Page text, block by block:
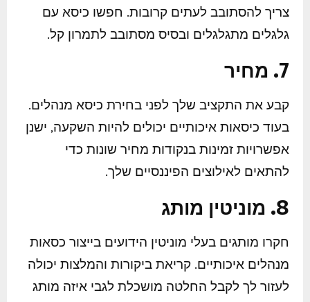
צריך להסתובב לעתים קרובות. חפשו כיסא עם
גלגלים מתגלגלים ובסיס מסתובב לתמרון קל.
7. מחיר
קבע את התקציב שלך לפני בחירת כיסא מנהלים.
בעוד כיסאות איכותיים יכולים להיות השקעה, ישנן
אפשרויות זמינות בנקודות מחיר שונות כדי
להתאים לאילוצים הפיננסיים שלך.
8. מוניטין מותג
חקרו מותגים בעלי מוניטין הידועים בייצור כסאות
מנהלים איכותיים. קריאת ביקורות והמלצות יכולה
לעזור לך לקבל החלטה מושכלת לגבי איזה מותג